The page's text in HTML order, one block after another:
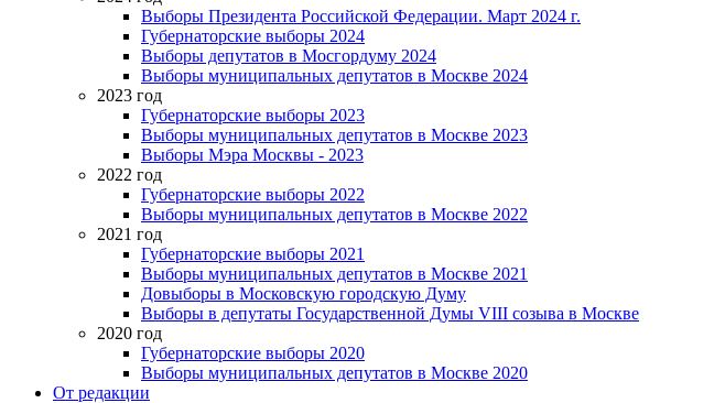
Выборы Президента Российской Федерации. Март 2024 г.
Губернаторские выборы 2024
Выборы депутатов в Мосгордуму 2024
Выборы муниципальных депутатов в Москве 2024
2023 год
Губернаторские выборы 2023
Выборы муниципальных депутатов в Москве 2023
Выборы Мэра Москвы - 2023
2022 год
Губернаторские выборы 2022
Выборы муниципальных депутатов в Москве 2022
2021 год
Губернаторские выборы 2021
Выборы муниципальных депутатов в Москве 2021
Довыборы в Московскую городскую Думу
Выборы в депутаты Государственной Думы VIII созыва в Москве
2020 год
Губернаторские выборы 2020
Выборы муниципальных депутатов в Москве 2020
От редакции